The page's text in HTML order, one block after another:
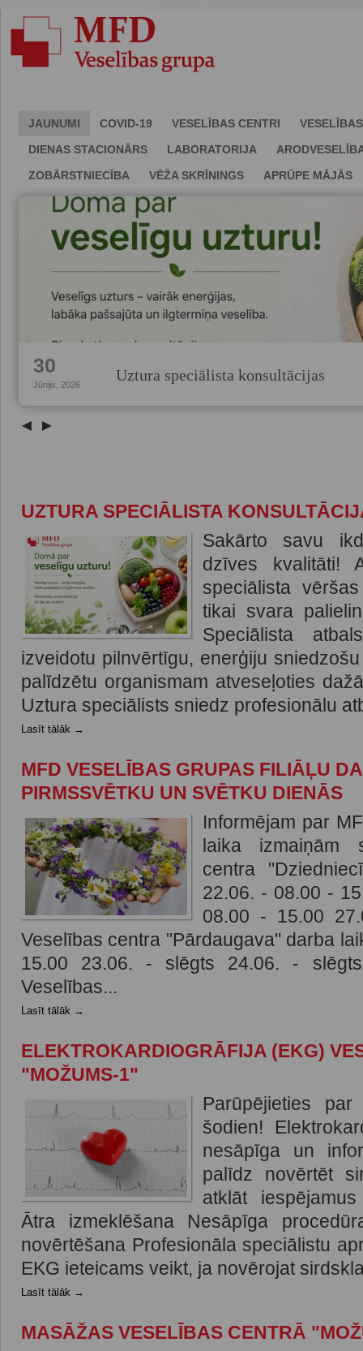
JAUNUMI COVID-19 VESELĪBAS CENTRI
DIENAS STACIONĀRS
LABORATORIJA
ZOBĀRSTNIECĪBA
VĒŽA SKRĪNINGS APRŪPE MĀJĀS
30
Jūnijs, 2026
Uztura speciālista konsultācijas
◄ ►
UZTURA SPECIĀLISTA
Sakārto savu
dzīves kvalitāti!
speciālista
tikai svara
Speciālista
izveidotu pilnvērtīgu, enerģiju
palīdzētu organismam atveseļoties
Uztura speciālists sniedz profesionālu
Lasīt tālāk →
MFD VESELĪBAS GRUPAS FILIĀĻU
PIRMSSVĒTKU UN SVĒTKU DIENĀS
Informējam par
laika izmaiņām
centra
22.06. - 08.00 -
08.00 - 15.00
Veselības centra "Pārdaugava" darba
15.00 23.06. - slēgts 24.06. -
Veselības...
Lasīt tālāk →
ELEKTROKARDIOGRĀFIJA (EKG)
"MOŽUMS-1"
Parūpējieties
šodien!
nesāpīga un
palīdz novērtēt
atklāt
Ātra izmeklēšana Nesāpīga
novērtēšana Profesionāla speciālistu
EKG ieteicams veikt, ja novērojat
Lasīt tālāk →
MASĀŽAS VESELĪBAS CENTRĀ